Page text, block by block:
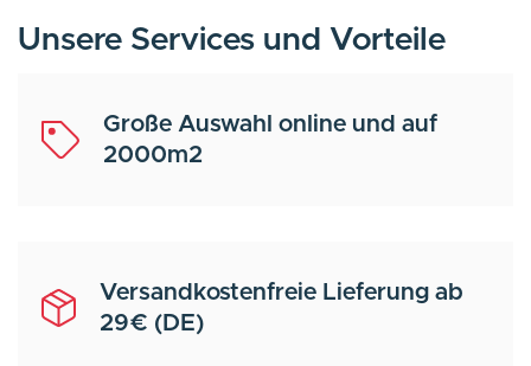
Unsere Services und Vorteile
Große Auswahl online und auf
2000m2
Versandkostenfreie Lieferung ab
29€ (DE)